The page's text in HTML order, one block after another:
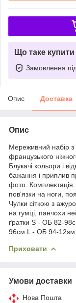
Що таке
Замовлення
Опис Доставка
Опис
Мереживний набір з
французького
Блукачі кольори і
бажання і приплив
фото. Комплектація:
пов'язки на ноги,
Чулки сіткою з
на гумці, панчохи
ґратки S - ОБ 82-
96см L - ОБ 94-
Приховати
Умови доставки
Нова Пошта